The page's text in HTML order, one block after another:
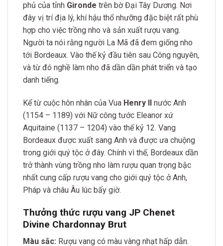
phủ của tỉnh Gironde trên bờ Đại Tây Dương. Nơi
đây vị trí địa lý, khí hậu thổ nhưỡng đặc biệt rất phù
hợp cho việc trồng nho và sản xuất rượu vang.
Người ta nói rằng người La Mã đã đem giống nho
tới Bordeaux. Vào thế kỷ đầu tiên sau Công nguyên,
và từ đó nghề làm nho đã dần dần phát triển và tạo
danh tiếng.
Kể từ cuộc hôn nhân của Vua Henry II nước Anh
(1154 – 1189) với Nữ công tước Eleanor xứ
Aquitaine (1137 – 1204) vào thế kỷ 12. Vang
Bordeaux được xuất sang Anh và được ưa chuộng
trong giới quý tộc ở đây. Chính vì thế, Bordeaux dần
trở thành vùng trồng nho làm rượu quan trọng bậc
nhất cung cấp rượu vang cho giới quý tộc ở Anh,
Pháp và châu Âu lúc bấy giờ.
Thưởng thức rượu vang JP Chenet
Divine Chardonnay Brut
Màu sắc: Rượu vang có màu vàng nhạt hấp dẫn.